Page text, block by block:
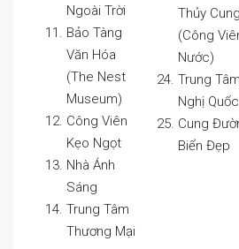
Ngoài Trời
Bảo Tàng
Văn Hóa
(The Nest
Museum)
Công Viên
Kẹo Ngọt
Nhà Ánh
Sáng
Trung Tâm
Thương Mại
Thủy Cung
(Công
Nước)
Trung
Nghị
Cung
Biển Đẹp